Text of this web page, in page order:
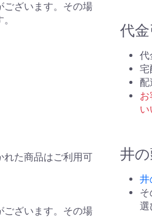
ございます。その場
た商品はご利用可
ございます。その場
代
代
宅
配
い
井
井
選